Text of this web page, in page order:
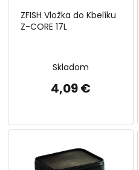
ZFISH Vložka do Kbelíku
Z-CORE 17L
Skladom
4,09 €